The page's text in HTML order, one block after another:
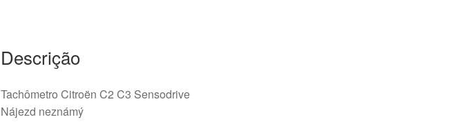
Descrição
Tachômetro Citroën C2 C3 Sensodrive
Nájezd neznámý